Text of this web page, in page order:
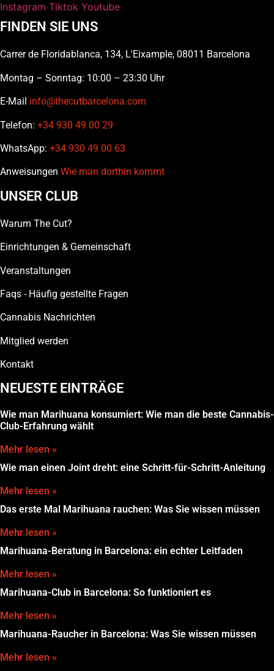
Instagram Tiktok Youtube
FINDEN SIE UNS
Carrer de Floridablanca, 134, L'Eixample, 08011 Barcelona
Montag – Sonntag: 10:00 – 23:30 Uhr
E-Mail info@thecutbarcelona.com
Telefon: +34 930 49 00 29
WhatsApp: +34 930 49 00 63
Anweisungen Wie man dorthin kommt
UNSER CLUB
Warum The Cut?
Einrichtungen & Gemeinschaft
Veranstaltungen
Faqs - Häufig gestellte Fragen
Cannabis Nachrichten
Mitglied werden
Kontakt
NEUESTE EINTRÄGE
Wie man Marihuana konsumiert: Wie man die beste Cannabis-
Club-Erfahrung wählt
Mehr lesen »
Wie man einen Joint dreht: eine Schritt-für-Schritt-Anleitung
Mehr lesen »
Das erste Mal Marihuana rauchen: Was Sie wissen müssen
Mehr lesen »
Marihuana-Beratung in Barcelona: ein echter Leitfaden
Mehr lesen »
Marihuana-Club in Barcelona: So funktioniert es
Mehr lesen »
Marihuana-Raucher in Barcelona: Was Sie wissen müssen
Mehr lesen »